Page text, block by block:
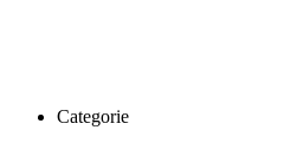
Categorie